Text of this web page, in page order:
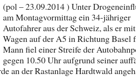
(pol – 23.09.2014 ) Unter
am Montagvormittag ein 34-jähriger
Autofahrer aus der Schweiz, als er
Wagen auf der A5 in Richtung Basel
Mann fiel einer Streife der
gegen 10.50 Uhr aufgrund seiner
an der Rastanlage Hardtwald